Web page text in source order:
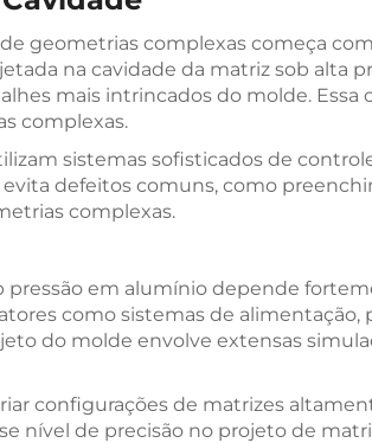
geometrias complexas começa
na cavidade da matriz sob alta
mais intrincados do molde. Essa
complexas.
sistemas sofisticados de
defeitos comuns, como
complexas.
em alumínio depende
como sistemas de alimentação,
do molde envolve extensas
configurações de matrizes
nível de precisão no projeto de